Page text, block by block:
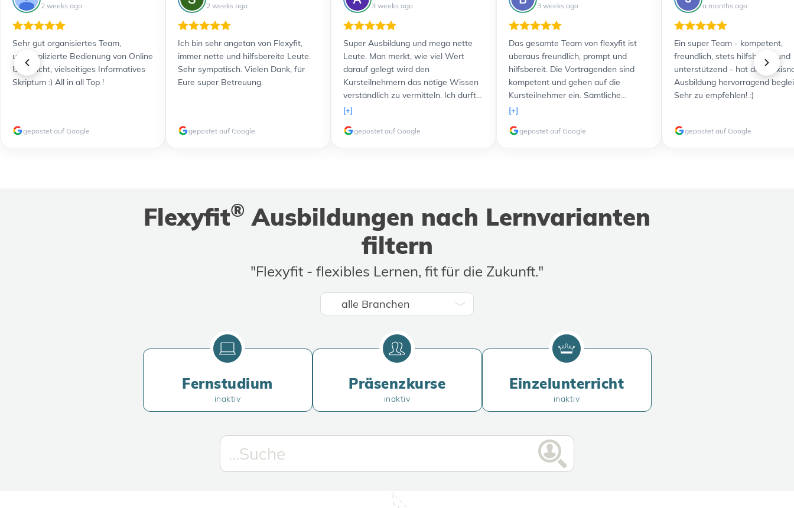
2 weeks ago
Sehr gut organisiertes Team,
unkomplizierte Bedienung von Online
Unterricht, vielseitiges Informatives
Skriptum :) All in all Top !
gepostet auf Google
2 weeks ago
Ich bin sehr angetan von Flexyfit,
immer nette und hilfsbereite Leute.
Sehr sympatisch. Vielen Dank, für
Eure super Betreuung.
gepostet auf Google
3 weeks ago
Super Ausbildung und mega nette
Leute. Man merkt, wie viel Wert
darauf gelegt wird den
Kursteilnehmern das nötige Wissen
verständlich zu vermitteln. Ich durfte
sogar freundlicherweise einen Kurs
nachdem etwas problematische und
extremen Spaß macht!
[+]
gepostet auf Google
3 weeks ago
Das gesamte Team von flexyfit ist
überaus freundlich, prompt und
hilfsbereit. Die Vortragenden sind
kompetent und gehen auf die
Kursteilnehmer ein. Sämtliche
Lernunterlagen wurden übersichtlich
Verfügung gestellt. Durch die
Ausbildungen gerne wieder bei Euch
buchen und weiterempfehlen!
[+]
gepostet auf Google
a months ago
Ein super Team - kompetent,
freundlich, stets hilfsbereit und
unterstützend - hat die
Ausbildung hervorragend
Sehr zu empfehlen! :)
gepostet auf Google
Flexyfit® Ausbildungen nach Lernvarianten
filtern
"Flexyfit - flexibles Lernen, fit für die Zukunft."
Fernstudium
inaktiv
Präsenzkurse
inaktiv
Einzelunterricht
inaktiv